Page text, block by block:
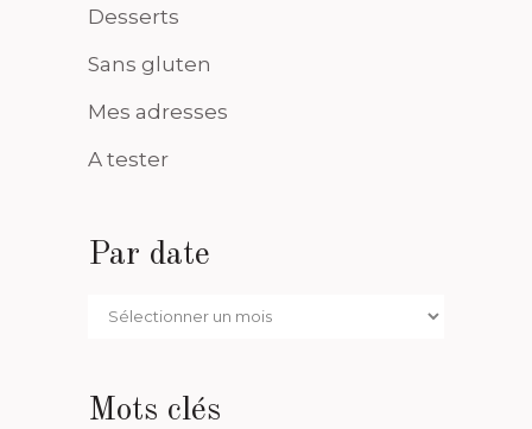
Desserts
Sans gluten
Mes adresses
A tester
Par date
Par
Mots clés